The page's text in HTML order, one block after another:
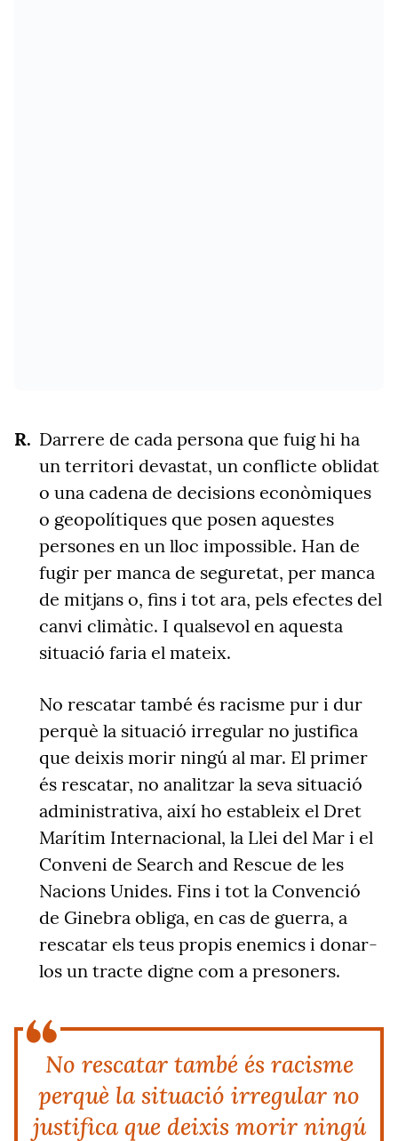
Darrere de cada persona que fuig hi ha
un territori devastat, un conflicte oblidat
o una cadena de decisions econòmiques
o geopolítiques que posen aquestes
persones en un lloc impossible. Han de
fugir per manca de seguretat, per manca
de mitjans o, fins i tot ara, pels efectes del
canvi climàtic. I qualsevol en aquesta
situació faria el mateix.
No rescatar també és racisme pur i dur
perquè la situació irregular no justifica
que deixis morir ningú al mar. El primer
és rescatar, no analitzar la seva situació
administrativa, així ho estableix el Dret
Marítim Internacional, la Llei del Mar i el
Conveni de Search and Rescue de les
Nacions Unides. Fins i tot la Convenció
de Ginebra obliga, en cas de guerra, a
rescatar els teus propis enemics i donar-
los un tracte digne com a presoners.
No rescatar també és racisme
perquè la situació irregular no
justifica que deixis morir ningú